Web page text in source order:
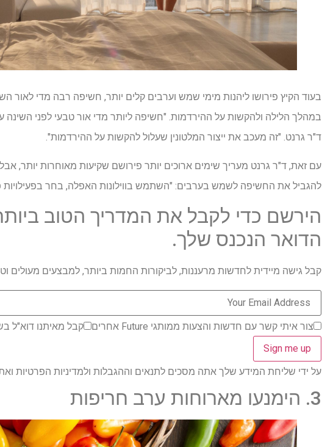
בעוד הקיץ פירושו ליהנות מימי שמש וערבים קלים יותר, חשיפה רבה מדי לאור
במהלך הלילה ולהקשות על ההירדמות. "חשיפה ליותר מדי אור טבעי לפני
ד"ר גרנט. "זה מעכב את ייצור המלטונין שעלול להקשות על ההירדמות".
עם זאת, ד"ר גרנט מעריך שימים ארוכים יותר פירושם שקיעות מאוחרות יותר,
להגביל את החשיפה לשמש בערבים: "השתמש בווילונות האפלה, בחר בפעילויות
הירשם כדי לקבל את המדריך הטוב
הדואר הנכנס שלך.
קבל גישה מיידית לחדשות מרעננות, לביקורות החמות ביותר, למבצעים מעולים
צור איתי קשר עם חדשות והצעות ממותגי Future אחרים קבל מאיתנו דוא"ל
על ידי שליחת המידע שלך אתה מסכים לתנאים וההגבלות ולמדיניות הפרטיות ואתה מגיל
3. הימנעו מארוחות ערב חריפות